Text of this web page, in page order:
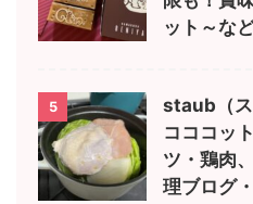
ット～な
5
staub（ス
コココッ
ツ・鶏肉
理ブログ